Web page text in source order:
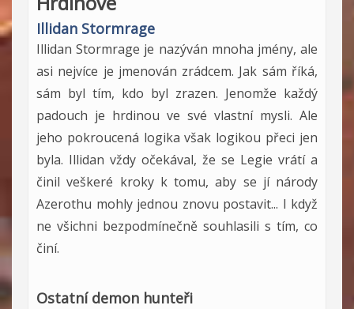
Illidan Stormrage
Illidan Stormrage je nazýván mnoha jmény, ale
asi nejvíce je jmenován zrádcem. Jak sám říká,
sám byl tím, kdo byl zrazen. Jenomže každý
padouch je hrdinou ve své vlastní mysli. Ale
jeho pokroucená logika však logikou přeci jen
byla. Illidan vždy očekával, že se Legie vrátí a
činil veškeré kroky k tomu, aby se jí národy
Azerothu mohly jednou znovu postavit... I když
ne všichni bezpodmínečně souhlasili s tím, co
činí.
Ostatní demon hunteři